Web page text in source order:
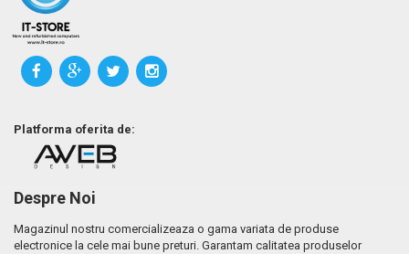
Platforma oferita de:
Despre Noi
Magazinul nostru comercializeaza o gama variata de produse
electronice la cele mai bune preturi. Garantam calitatea produselor